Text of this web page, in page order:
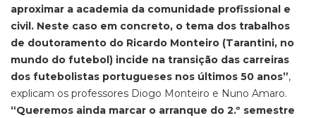
aproximar a academia da comunidade profissional e
civil. Neste caso em concreto, o tema dos trabalhos
de doutoramento do Ricardo Monteiro (Tarantini, no
mundo do futebol) incide na transição das carreiras
dos futebolistas portugueses nos últimos 50 anos”,
explicam os professores Diogo Monteiro e Nuno Amaro.
“Queremos ainda marcar o arranque do 2.º semestre